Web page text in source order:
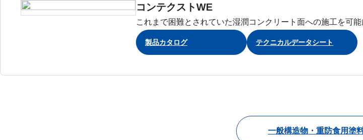
コンテクストWE
これまで困難とされていた湿潤コンクリート面への施工を可
製品カタログ テクニカルデータシート
一般構造物・重防食用塗